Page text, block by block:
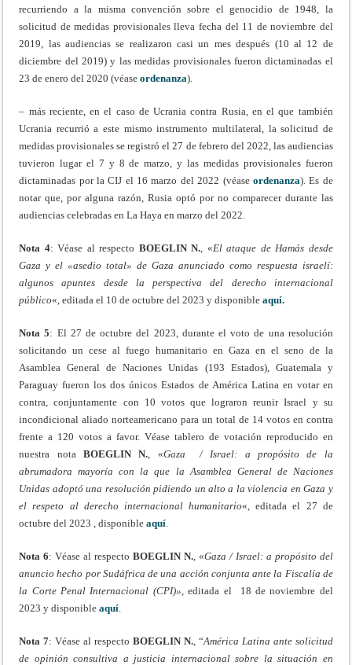
recurriendo a la misma convención sobre el genocidio de 1948, la
solicitud de medidas provisionales lleva fecha del 11 de noviembre del
2019, las audiencias se realizaron casi un mes después (10 al 12 de
diciembre del 2019) y las medidas provisionales fueron dictaminadas el
23 de enero del 2020 (véase ordenanza).
– más reciente, en el caso de Ucrania contra Rusia, en el que también
Ucrania recurrió a este mismo instrumento multilateral, la solicitud de
medidas provisionales se registró el 27 de febrero del 2022, las audiencias
tuvieron lugar el 7 y 8 de marzo, y las medidas provisionales fueron
dictaminadas por la CIJ el 16 marzo del 2022 (véaseordenanza). Es de
notar que, por alguna razón, Rusia optó por no comparecer durante las
audiencias celebradas en La Haya en marzo del 2022.
Nota 4: Véase al respecto BOEGLIN N. , «El ataque de Hamás desde
Gaza y el «asedio total» de Gaza anunciado como respuesta israelí:
algunos apuntes desde la perspectiva del derecho internacional
público«, editada el 10 de octubre del 2023 y disponibleaquí.
Nota 5: El 27 de octubre del 2023, durante el voto de una resolución
solicitando un cese al fuego humanitario en Gaza en el seno de la
Asamblea General de Naciones Unidas (193 Estados), Guatemala y
Paraguay fueron los dos únicos Estados de América Latina en votar en
contra, conjuntamente con 10 votos que lograron reunir Israel y su
incondicional aliado norteamericano para un total de 14 votos en contra
frente a 120 votos a favor. Véase tablero de votación reproducido en
nuestra nota BOEGLIN N. , «Gaza / Israel: a propósito de la
abrumadora mayoría con la que la Asamblea General de Naciones
Unidas adoptó una resolución pidiendo un alto a la violencia en Gaza y
el respeto al derecho internacional humanitario«, editada el 27 de
octubre del 2023 , disponibleaquí
Nota 6: Véase al respectoBOEGLIN N. , «Gaza / Israel: a propósito del
anuncio hecho por Sudáfrica de una acción conjunta ante la Fiscalía de
la Corte Penal Internacional (CPI)»,editada el 18 de noviembre del
2023 y disponibleaquí
Nota 7: Véase al respecto BOEGLIN N., “América Latina ante solicitud
de opinión consultiva a justicia internacional sobre la situación en